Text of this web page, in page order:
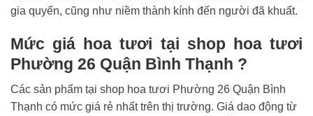
gia quyến, cũng như niềm thành kính đến người đã khuất.
Mức giá hoa tươi tại shop hoa tươi
Phường 26 Quận Bình Thạnh ?
Các sản phẩm tại shop hoa tươi Phường 26 Quận Bình
Thạnh có mức giá rẻ nhất trên thị trường. Giá dao động từ